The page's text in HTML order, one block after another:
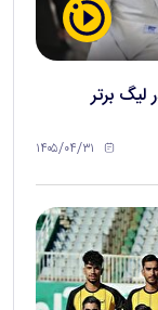
لیگ برتر
۱۴۰۵/۰۴/۳۱